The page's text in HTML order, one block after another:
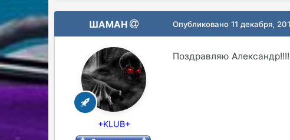
ШАМАН
+KLUB+
Опубликовано11 декабря,
Поздравляю